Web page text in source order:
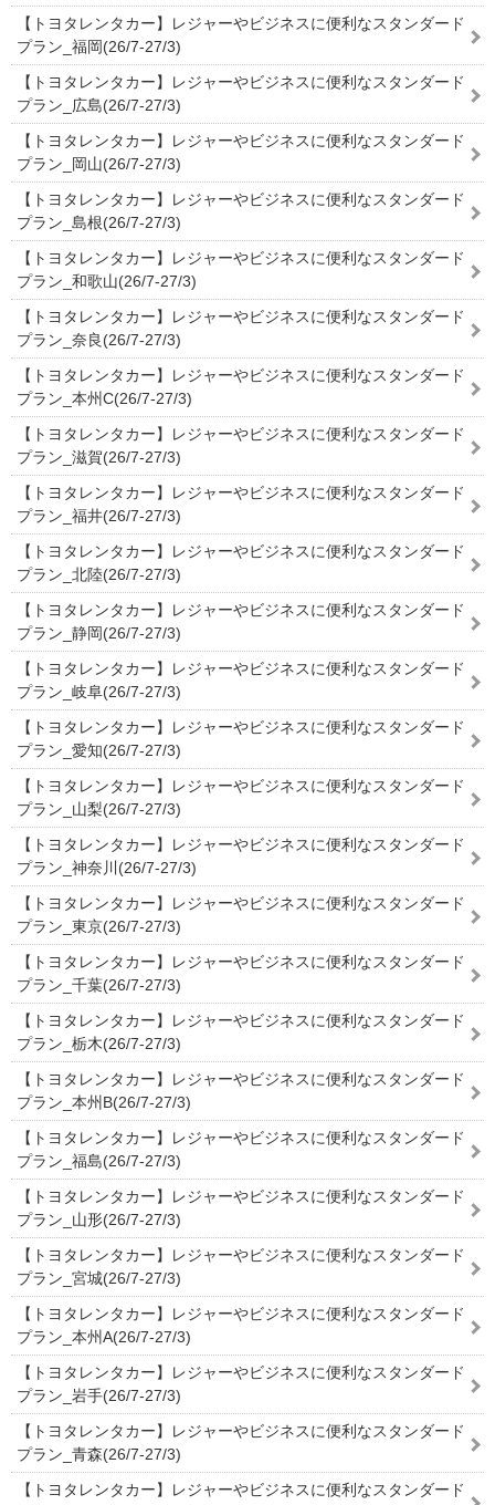
【トヨタレンタカー】レジャーやビジネスに便利なスタンダード
プラン_福岡(26/7-27/3)
【トヨタレンタカー】レジャーやビジネスに便利なスタンダード
プラン_広島(26/7-27/3)
【トヨタレンタカー】レジャーやビジネスに便利なスタンダード
プラン_岡山(26/7-27/3)
【トヨタレンタカー】レジャーやビジネスに便利なスタンダード
プラン_島根(26/7-27/3)
【トヨタレンタカー】レジャーやビジネスに便利なスタンダード
プラン_和歌山(26/7-27/3)
【トヨタレンタカー】レジャーやビジネスに便利なスタンダード
プラン_奈良(26/7-27/3)
【トヨタレンタカー】レジャーやビジネスに便利なスタンダード
プラン_本州C(26/7-27/3)
【トヨタレンタカー】レジャーやビジネスに便利なスタンダード
プラン_滋賀(26/7-27/3)
【トヨタレンタカー】レジャーやビジネスに便利なスタンダード
プラン_福井(26/7-27/3)
【トヨタレンタカー】レジャーやビジネスに便利なスタンダード
プラン_北陸(26/7-27/3)
【トヨタレンタカー】レジャーやビジネスに便利なスタンダード
プラン_静岡(26/7-27/3)
【トヨタレンタカー】レジャーやビジネスに便利なスタンダード
プラン_岐阜(26/7-27/3)
【トヨタレンタカー】レジャーやビジネスに便利なスタンダード
プラン_愛知(26/7-27/3)
【トヨタレンタカー】レジャーやビジネスに便利なスタンダード
プラン_山梨(26/7-27/3)
【トヨタレンタカー】レジャーやビジネスに便利なスタンダード
プラン_神奈川(26/7-27/3)
【トヨタレンタカー】レジャーやビジネスに便利なスタンダード
プラン_東京(26/7-27/3)
【トヨタレンタカー】レジャーやビジネスに便利なスタンダード
プラン_千葉(26/7-27/3)
【トヨタレンタカー】レジャーやビジネスに便利なスタンダード
プラン_栃木(26/7-27/3)
【トヨタレンタカー】レジャーやビジネスに便利なスタンダード
プラン_本州B(26/7-27/3)
【トヨタレンタカー】レジャーやビジネスに便利なスタンダード
プラン_福島(26/7-27/3)
【トヨタレンタカー】レジャーやビジネスに便利なスタンダード
プラン_山形(26/7-27/3)
【トヨタレンタカー】レジャーやビジネスに便利なスタンダード
プラン_宮城(26/7-27/3)
【トヨタレンタカー】レジャーやビジネスに便利なスタンダード
プラン_本州A(26/7-27/3)
【トヨタレンタカー】レジャーやビジネスに便利なスタンダード
プラン_岩手(26/7-27/3)
【トヨタレンタカー】レジャーやビジネスに便利なスタンダード
プラン_青森(26/7-27/3)
【トヨタレンタカー】レジャーやビジネスに便利なスタンダード